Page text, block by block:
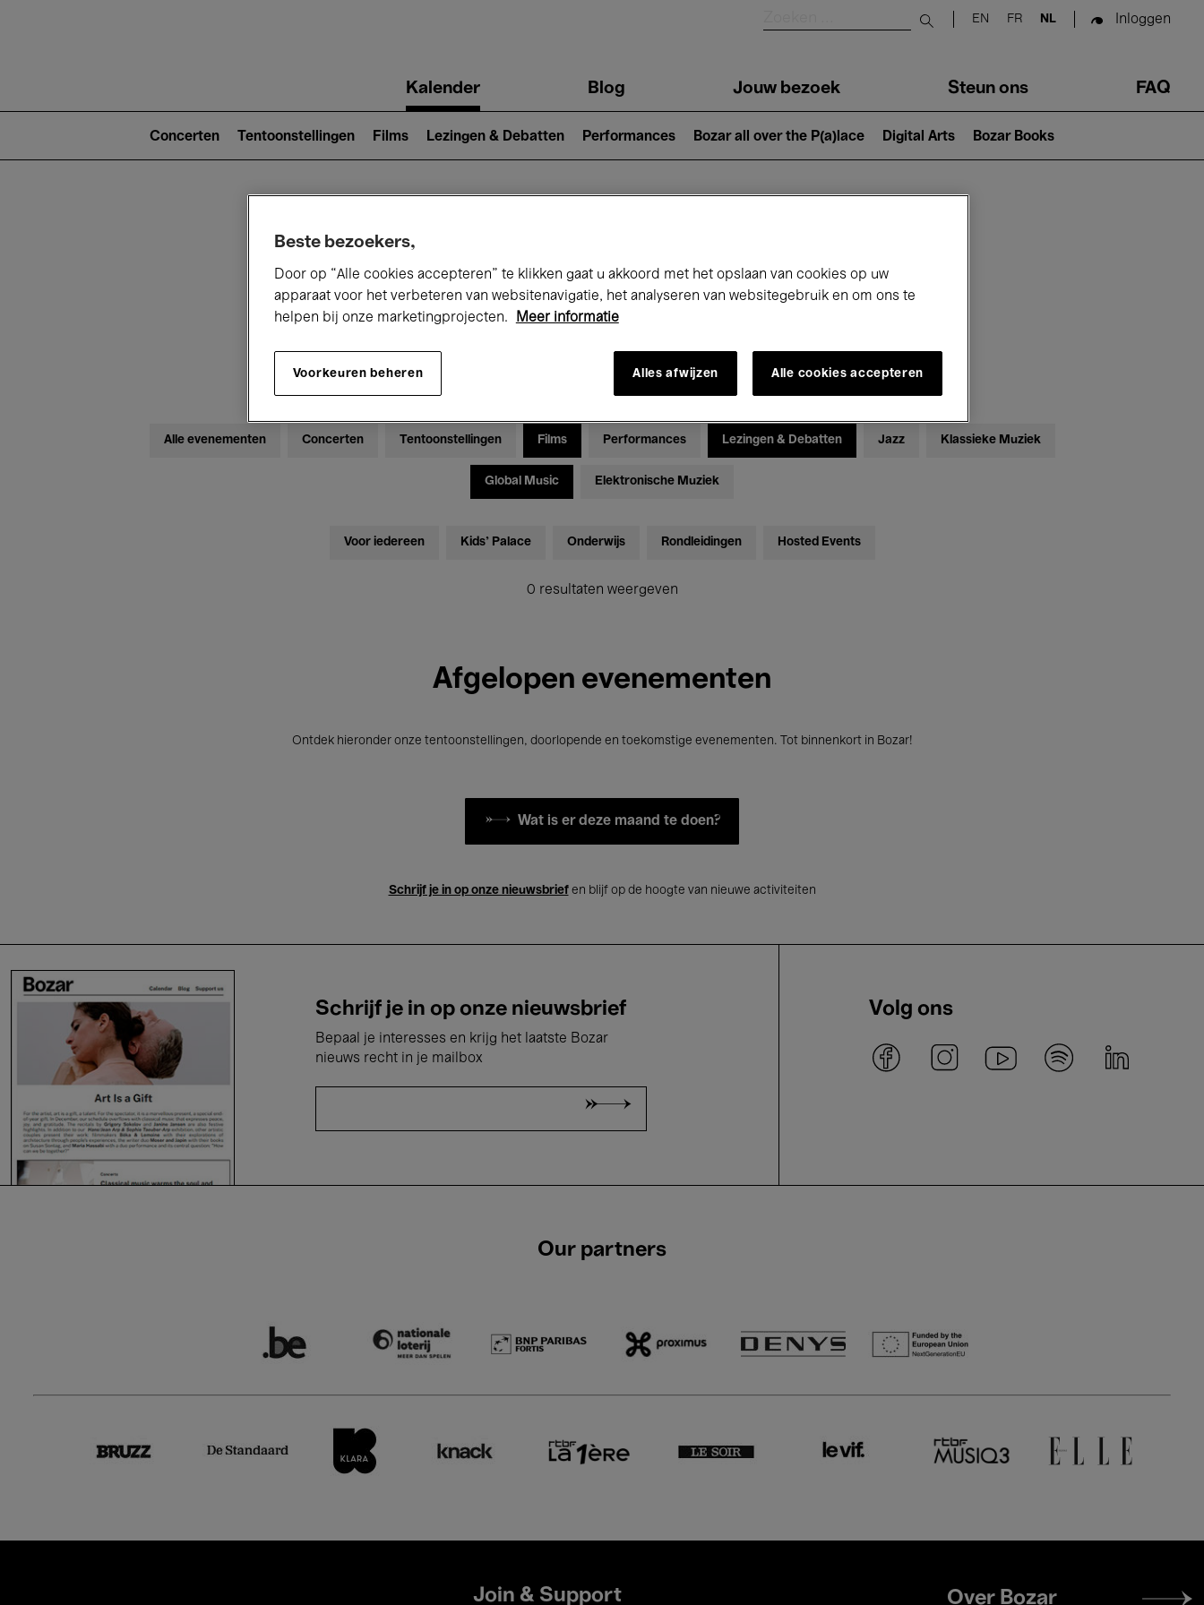
Submit search
EN FR NL Inloggen
navigationKalender Blog Jouw bezoek Steun ons FAQ
2)
Concerten Tentoonstellingen Films Lezingen & Debatten Performances Bozar all over the P(a)lace Digital Arts Bozar Books
Alle evenementen Concerten Tentoonstellingen Films Performances Lezingen & Debatten Jazz Klassieke Muziek
Global Music Elektronische Muziek
Voor iedereen Kids’ Palace Onderwijs Rondleidingen Hosted Events
0 resultaten weergeven
Afgelopen evenementen
Ontdek hieronder onze tentoonstellingen, doorlopende en toekomstige evenementen. Tot binnenkort in Bozar!
Wat is er deze maand te doen?
Schrijf je in op onze nieuwsbriefen blijf op de hoogte van nieuwe activiteiten
Schrijf je in op onze nieuwsbrief
Bepaal je interesses en krijg het laatste Bozar
nieuws recht in je mailbox
Volg ons
Our partners
Join & Support
Footer
Over Bozar
Beste bezoekers,
Door op “Alle cookies accepteren” te klikken gaat u akkoord met het opslaan van cookies op uw
apparaat voor het verbeteren van websitenavigatie, het analyseren van websitegebruik en om ons te
helpen bij onze marketingprojecten.
Meer informatie
Voorkeuren beheren Alles afwijzen Alle cookies accepteren